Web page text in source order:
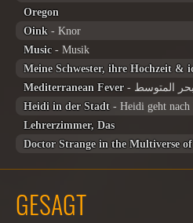
Oregon
Oink - Knor
Music- Musik
Meine Schwester, ihre Hochzeit &
Mediterranean Fever
المتوسط
Heidi in der Stadt
Lehrerzimmer, Das
Doctor Strange in the Multiverse of
GESAGT